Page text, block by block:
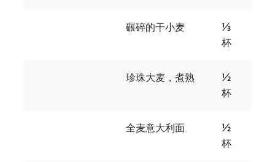
碾碎的干小麦
⅓
杯
珍珠大麦，煮熟
½
杯
全麦意大利面
½
杯